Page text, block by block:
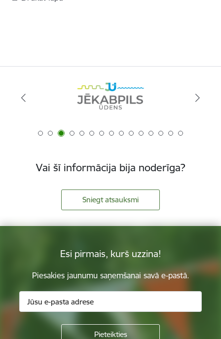
Vai šī informācija bija noderīga?
Sniegt atsauksmi
Esi pirmais, kurš uzzina!
Piesakies jaunumu saņemšanai savā e-pastā.